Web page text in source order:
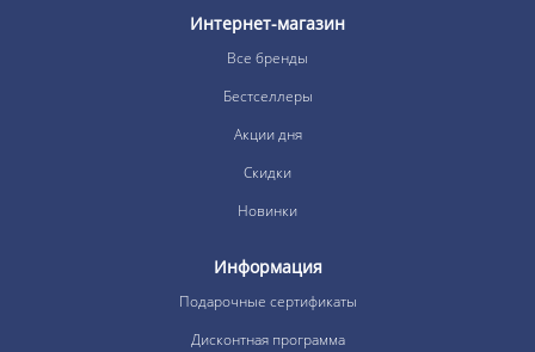
Интернет-магазин
Все бренды
Бестселлеры
Акции дня
Скидки
Новинки
Информация
Подарочные сертификаты
Дисконтная программа